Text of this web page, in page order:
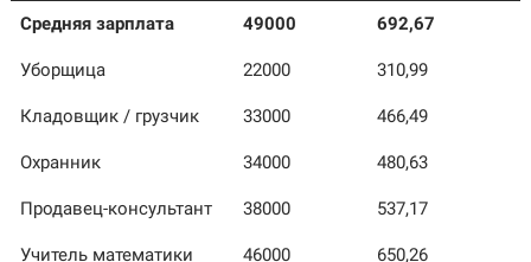
Средняя зарплата 49000 692,67
Уборщица 22000 310,99
Кладовщик / грузчик 33000 466,49
Охранник 34000 480,63
Продавец-консультант 38000 537,17
Учитель математики 46000 650,26